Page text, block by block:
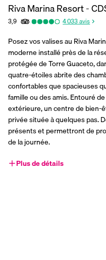
Riva Marina Resort -
3,9 4 033avis
Posez vos valises au Riva
moderne installé près de la
protégée de Torre Guaceto,
quatre-étoiles abrite des
confortables que spacieuses
famille ou des amis. Entouré
extérieure, un centre de bien-
privée située à quelques pas.
présents et permettront de
de la journée.
Plus de détails